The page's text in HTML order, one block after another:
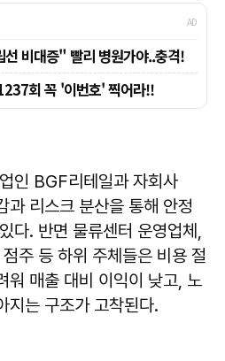
인 BGF리테일과 자회사
과 리스크 분산을 통해 안정
다. 반면 물류센터 운영업체,
주 등 하위 주체들은 비용 절
워 매출 대비 이익이 낮고, 노
지는 구조가 고착된다.